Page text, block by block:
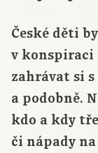
České děti
v konspiraci
zahrávat si
a podobně.
kdo a kdy
či nápady